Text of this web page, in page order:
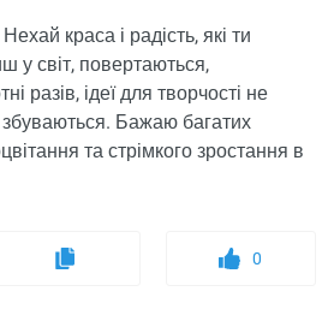
краса і радість, які ти
у світ, повертаються,
разів, ідеї для творчості не
збуваються. Бажаю багатих
та стрімкого зростання в
0